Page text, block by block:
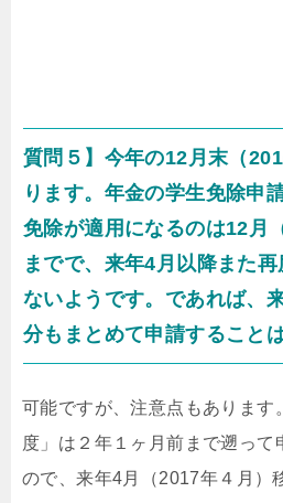
質問５】今年の12月末（
ります。年金の学生免除申
免除が適用になるのは12月
までで、来年4月以降また
ないようです。であれば、
分もまとめて申請すること
可能ですが、注意点もあります
度」は２年１ヶ月前まで遡って
ので、来年4月（2017年４月）